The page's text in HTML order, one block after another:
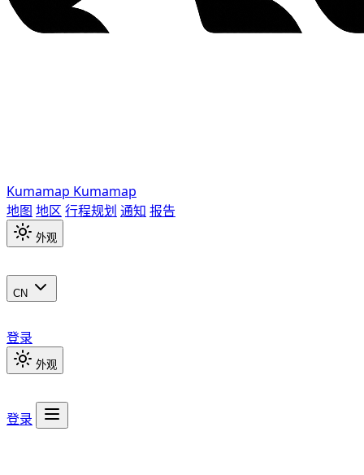
Kumamap Kumamap
地图 地区 行程规划 通知 报告
外观
CN
登录
外观
登录